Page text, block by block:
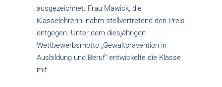
ausgezeichnet. Frau Mawick, die
Klasselehrerin, nahm stellvertretend den Preis
entgegen. Unter dem diesjährigen
Wettbewerbsmotto „Gewaltprävention in
Ausbildung und Beruf“ entwickelte die Klasse
mit